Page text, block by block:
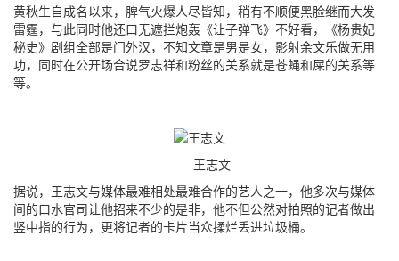
黄秋生自成名以来，脾气火爆人尽皆知，稍有不顺便黑脸继而大发
雷霆，与此同时他还口无遮拦炮轰《让子弹飞》不好看，《杨贵妃
秘史》剧组全部是门外汉，不知文章是男是女，影射余文乐做无用
功，同时在公开场合说罗志祥和粉丝的关系就是苍蝇和屎的关系等
等。
王志文
据说，王志文与媒体最难相处最难合作的艺人之一，他多次与媒体
间的口水官司让他招来不少的是非，他不但公然对拍照的记者做出
竖中指的行为，更将记者的卡片当众揉烂丢进垃圾桶。